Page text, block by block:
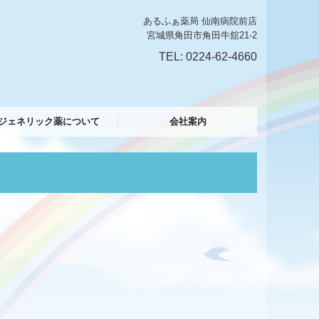
あるふぁ薬局 仙南病院前店
宮城県角田市角田牛舘21-2
TEL: 0224-62-4660
ェネリック薬について 会社案内